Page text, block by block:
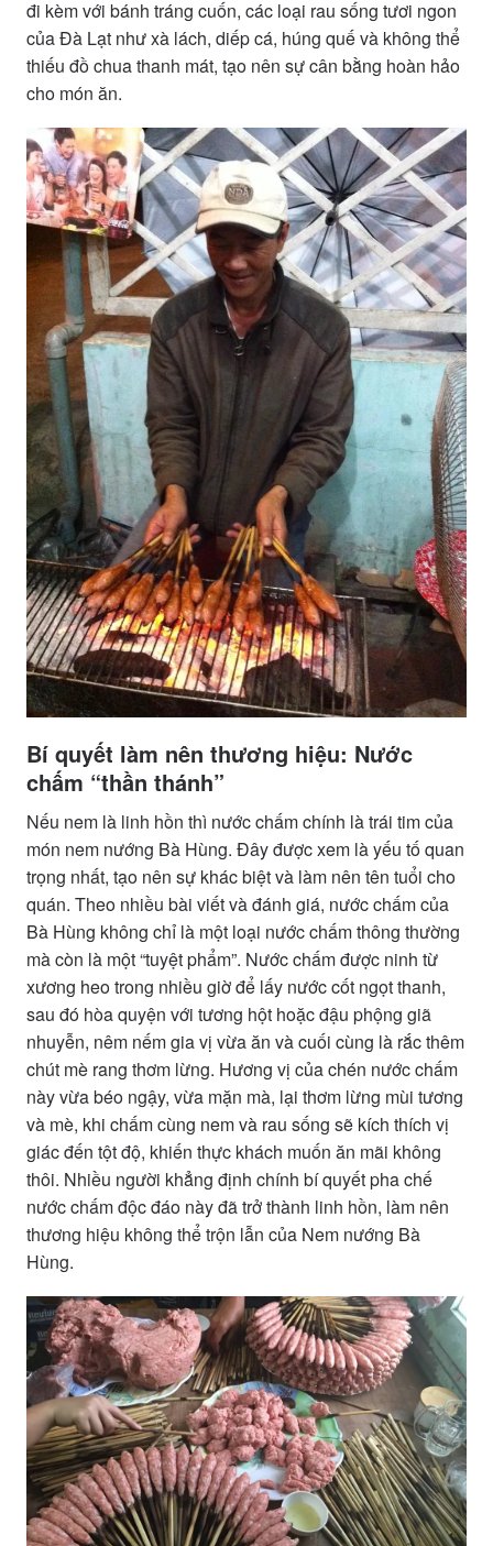
đi kèm với bánh tráng cuốn, các loại rau sống tươi ngon
của Đà Lạt như xà lách, diếp cá, húng quế và không thể
thiếu đồ chua thanh mát, tạo nên sự cân bằng hoàn hảo
cho món ăn.
Bí quyết làm nên thương hiệu: Nước
chấm “thần thánh”
Nếu nem là linh hồn thì nước chấm chính là trái tim của
món nem nướng Bà Hùng. Đây được xem là yếu tố quan
trọng nhất, tạo nên sự khác biệt và làm nên tên tuổi cho
quán. Theo nhiều bài viết và đánh giá, nước chấm của
Bà Hùng không chỉ là một loại nước chấm thông thường
mà còn là một “tuyệt phẩm”. Nước chấm được ninh từ
xương heo trong nhiều giờ để lấy nước cốt ngọt thanh,
sau đó hòa quyện với tương hột hoặc đậu phộng giã
nhuyễn, nêm nếm gia vị vừa ăn và cuối cùng là rắc thêm
chút mè rang thơm lừng. Hương vị của chén nước chấm
này vừa béo ngậy, vừa mặn mà, lại thơm lừng mùi tương
và mè, khi chấm cùng nem và rau sống sẽ kích thích vị
giác đến tột độ, khiến thực khách muốn ăn mãi không
thôi. Nhiều người khẳng định chính bí quyết pha chế
nước chấm độc đáo này đã trở thành linh hồn, làm nên
thương hiệu không thể trộn lẫn của Nem nướng Bà
Hùng.